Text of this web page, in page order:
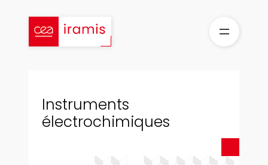
contenu
Instruments
électrochimiques